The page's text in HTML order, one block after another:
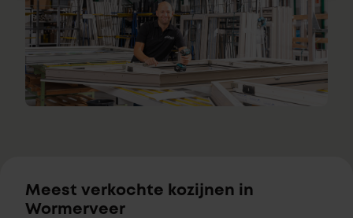
Meest verkochte kozijnen in
Wormerveer